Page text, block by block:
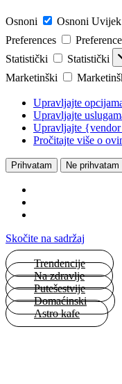
Osnoni Osnoni
Preferences
Statistički
Statistički
Marketinški
Upravljajte
Upravljajte
Upravljajte
Pročitajte više o
Prihvatam Ne prihvatam
Skočite na sadržaj
Trendencije
Na zdravlje
Putešestvije
Domaćinski
Astro kafe